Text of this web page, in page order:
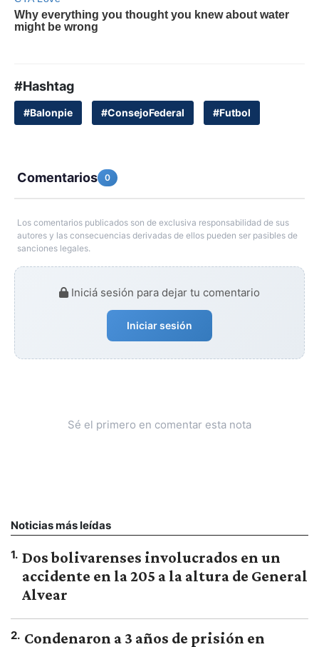
#Hashtag
#Balonpie #ConsejoFederal #Futbol
Comentarios 0
Los comentarios publicados son de exclusiva responsabilidad de sus
autores y las consecuencias derivadas de ellos pueden ser pasibles de
sanciones legales.
Iniciá sesión para dejar tu comentario
Iniciar sesión
Sé el primero en comentar esta nota
Noticias más leídas
1. Dos bolivarenses involucrados en un
accidente en la 205 a la altura de General
Alvear
2. Condenaron a 3 años de prisión en